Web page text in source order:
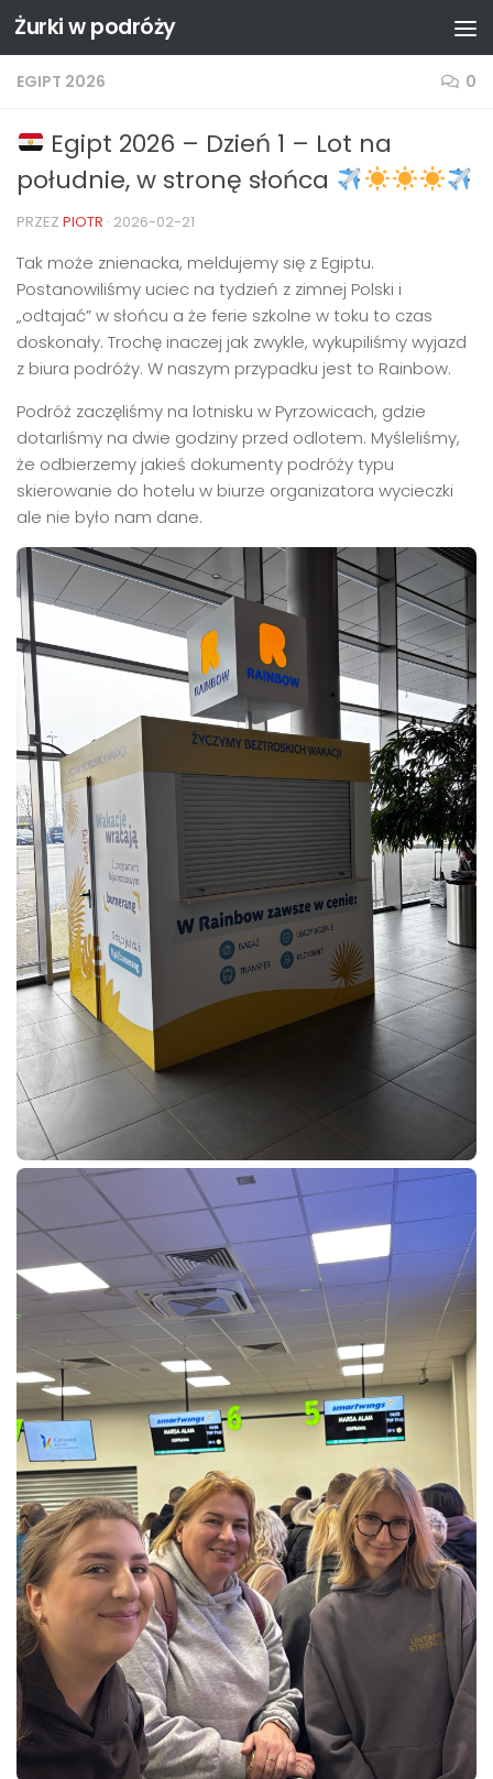
Przejdź do treści
Żurki w podróży
EGIPT 2026 0
Egipt 2026 – Dzień 1 – Lot na
południe, w stronę słońca
PRZEZ PIOTR · 2026-02-21
Tak może znienacka, meldujemy się z Egiptu.
Postanowiliśmy uciec na tydzień z zimnej Polski i
„odtajać” w słońcu a że ferie szkolne w toku to czas
doskonały. Trochę inaczej jak zwykle, wykupiliśmy wyjazd
z biura podróży. W naszym przypadku jest to Rainbow.
Podróż zaczęliśmy na lotnisku w Pyrzowicach, gdzie
dotarliśmy na dwie godziny przed odlotem. Myśleliśmy,
że odbierzemy jakieś dokumenty podróży typu
skierowanie do hotelu w biurze organizatora wycieczki
ale nie było nam dane.